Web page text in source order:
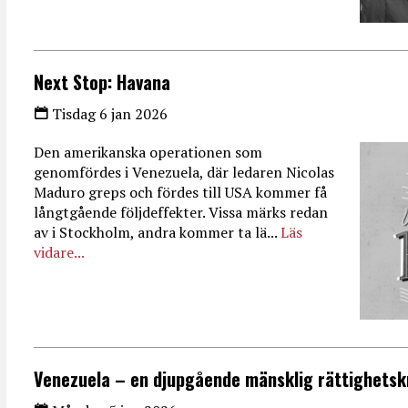
Next Stop: Havana
Tisdag 6 jan 2026
Den amerikanska operationen som
genomfördes i Venezuela, där ledaren Nicolas
Maduro greps och fördes till USA kommer få
långtgående följdeffekter. Vissa märks redan
av i Stockholm, andra kommer ta lä...Läs
vidare...
Venezuela – en djupgående mänsklig